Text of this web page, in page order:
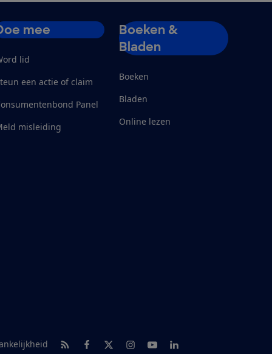
mee
lid
een actie of claim
Panel
misleiding
Boeken &
Bladen
Boeken
Bladen
Online lezen
RSS-feed nieuws
Facebook
TwitterInstagram
YoutubeLinkedIn